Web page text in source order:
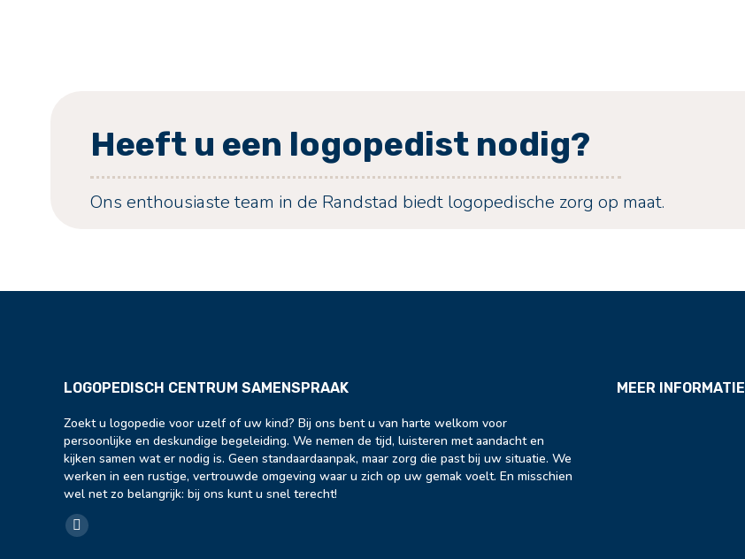
Heeft u een logopedist nodig?
Ons enthousiaste team in de Randstad biedt logopedische zorg op maat.
LOGOPEDISCH CENTRUM SAMENSPRAAK
Zoekt u logopedie voor uzelf of uw kind? Bij ons bent u van harte welkom voor
persoonlijke en deskundige begeleiding. We nemen de tijd, luisteren met aandacht en
kijken samen wat er nodig is. Geen standaardaanpak, maar zorg die past bij uw situatie. We
werken in een rustige, vertrouwde omgeving waar u zich op uw gemak voelt. En misschien
wel net zo belangrijk: bij ons kunt u snel terecht!
Vind ons op:
Facebook
MEER INFORMATIE